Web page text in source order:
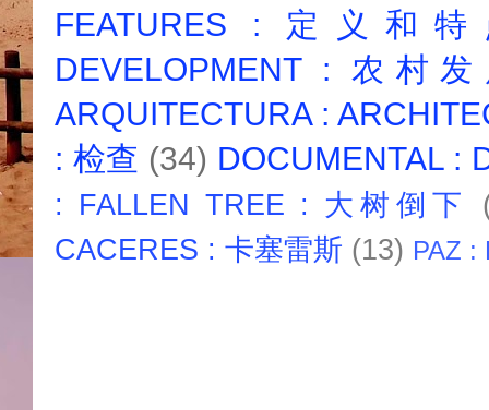
FEATURES : 定义和
DEVELOPMENT : 农村
ARQUITECTURA :
: 检查 (34) DOCUMENTAL :
: FALLEN TREE : 大树倒下
CACERES : 卡塞雷斯 (13) PAZ :